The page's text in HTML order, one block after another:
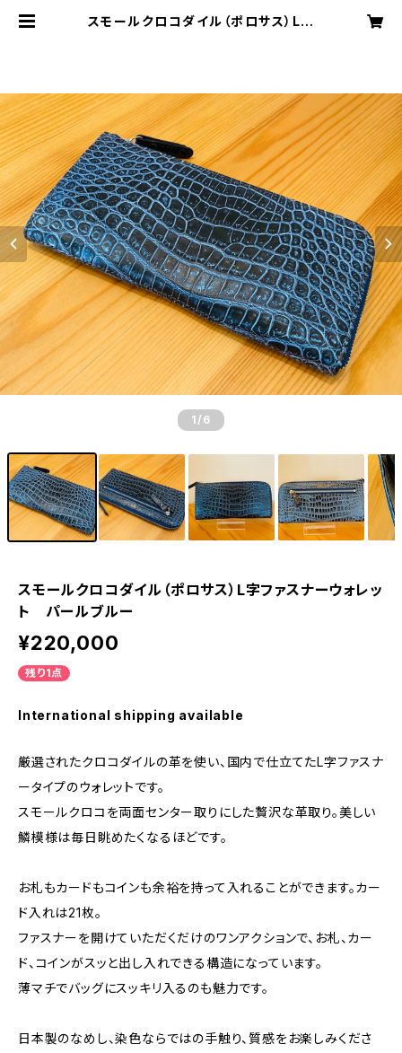
スモールクロコダイル（ポロサス）L字
1 /6
スモールクロコダイル（ポロサス）L字ファスナーウォレッ
ト パールブルー
¥220,000
残り1点
International shipping available
厳選されたクロコダイルの革を使い、国内で仕立てたL字ファスナ
ータイプのウォレットです。
スモールクロコを両面センター取りにした贅沢な革取り。美しい
鱗模様は毎日眺めたくなるほどです。
お札もカードもコインも余裕を持って入れることができます。カー
ド入れは21枚。
ファスナーを開けていただくだけのワンアクションで、お札、カー
ド、コインがスッと出し入れできる構造になっています。
薄マチでバッグにスッキリ入るのも魅力です。
日本製のなめし、染色ならではの手触り、質感をお楽しみくださ